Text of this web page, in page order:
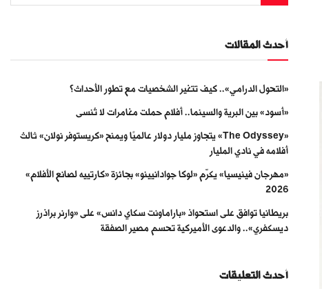
أحدث المقالات
«التحول الدرامي».. كيف تتغير الشخصيات مع تطور الأحداث؟
«أسود» بين البرية والسينما.. أفلام حملت مغامرات لا تُنسى
«The Odyssey» يتجاوز مليار دولار عالميًا ويمنح «كريستوفر نولان» ثالث
أفلامه في نادي المليار
«مهرجان فينيسيا» يكرّم «لوكا جوادانيينو» بجائزة «كارتييه لصانع الأفلام»
2026
بريطانيا توافق على استحواذ «باراماونت سكاي دانس» على «وارنر براذرز
ديسكفري».. والدعوى الأميركية تحسم مصير الصفقة
أحدث التعليقات